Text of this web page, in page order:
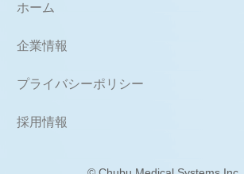
ホーム
企業情報
プライバシーポリシー
採用情報